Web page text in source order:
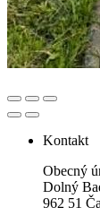
Kontakt
Obecný
Dolný
962 51